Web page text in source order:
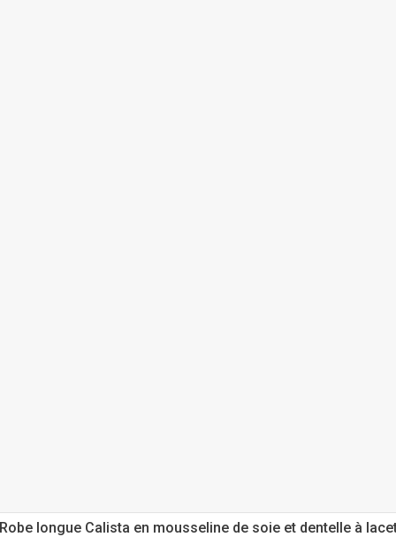
Robe longue Calista en mousseline de soie et dentelle à